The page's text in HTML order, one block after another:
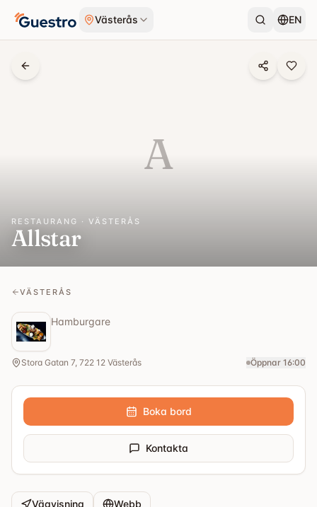
Västerås EN
A
RESTAURANG · VÄSTERÅS
Allstar
VÄSTERÅS
Hamburgare
Stora Gatan 7, 722 12 Västerås Öppnar 16:00
Boka bord
Kontakta
Vägvisning Webb